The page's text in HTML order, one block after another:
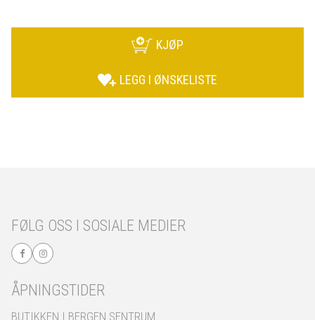
KJØP
LEGG I ØNSKELISTE
FØLG OSS I SOSIALE MEDIER
ÅPNINGSTIDER
BUTIKKEN I BERGEN SENTRUM